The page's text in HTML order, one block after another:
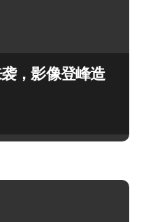
，影像登峰造